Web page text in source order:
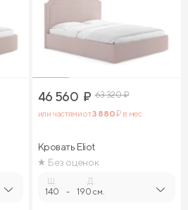
46 560 ₽ 63 320₽
или частями от3 880₽ в мес.
Кровать Eliot
Без оценок
140 -
Д.
190 см.